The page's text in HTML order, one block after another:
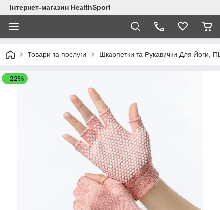
Інтернет-магазин HealthSport
Товари та послуги Шкарпетки та Рукавички Для Йоги,
–22%